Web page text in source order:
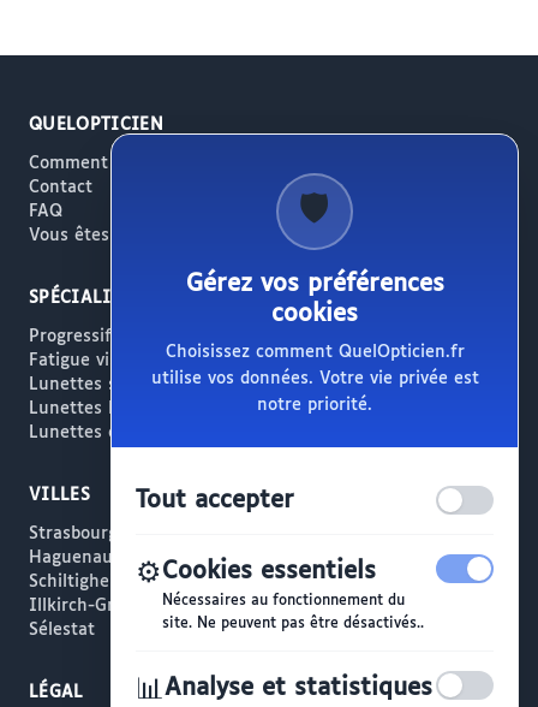
QUELOPTICIEN
Comment ça marche
Contact
FAQ
Vous êtes opticien ?
SPÉCIALITÉS
Progressifs / Presbytie
Fatigue visuelle / Écrans
Lunettes solaires
Lunettes haut de gamme
Lunettes créateur
VILLES
Strasbourg
Haguenau
Schiltigheim
Illkirch-Graffenstaden
Sélestat
LÉGAL
🛡️
Gérez vos préférences
cookies
Choisissez comment QuelOpticien.fr
utilise vos données. Votre vie privée est
notre priorité.
Tout accepter
⚙️Cookies essentiels
Nécessaires au fonctionnement du
site. Ne peuvent pas être désactivés..
📊Analyse et statistiques